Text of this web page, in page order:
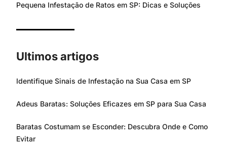
Pequena Infestação de Ratos em SP: Dicas e Soluções
Ultimos artigos
Identifique Sinais de Infestação na Sua Casa em SP
Adeus Baratas: Soluções Eficazes em SP para Sua Casa
Baratas Costumam se Esconder: Descubra Onde e Como
Evitar